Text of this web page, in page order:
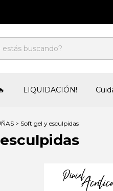
LIQUIDACIÓN!
> Soft gel y esculpidas